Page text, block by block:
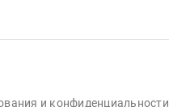
и конфиденциальности